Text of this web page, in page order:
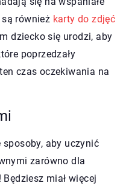
również karty do zdjęć
dziecko się urodzi, aby
poprzedzały
czas oczekiwania na
aby uczynić
zarówno dla
miał więcej